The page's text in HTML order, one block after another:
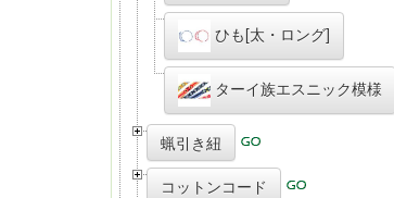
ひも[太・ロング]
ターイ族エスニック模様
蝋引き紐
コットンコード